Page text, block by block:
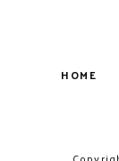
HOME